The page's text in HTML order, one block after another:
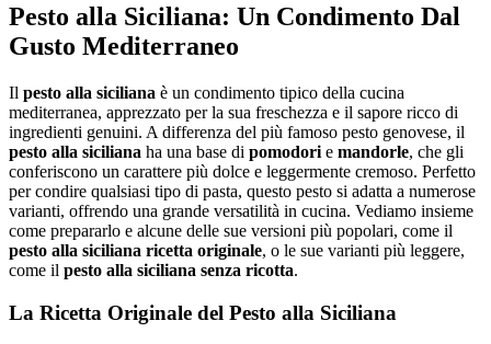
Pesto alla Siciliana: Un Condimento Dal
Gusto Mediterraneo
Il pesto alla siciliana è un condimento tipico della cucina
mediterranea, apprezzato per la sua freschezza e il sapore ricco di
ingredienti genuini. A differenza del più famoso pesto genovese, il
pesto alla siciliana ha una base di pomodori e mandorle, che gli
conferiscono un carattere più dolce e leggermente cremoso. Perfetto
per condire qualsiasi tipo di pasta, questo pesto si adatta a numerose
varianti, offrendo una grande versatilità in cucina. Vediamo insieme
come prepararlo e alcune delle sue versioni più popolari, come il
pesto alla siciliana ricetta originale, o le sue varianti più leggere,
come il pesto alla siciliana senza ricotta.
La Ricetta Originale del Pesto alla Siciliana